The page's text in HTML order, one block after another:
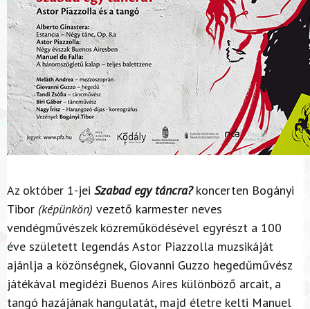
Az október 1-jei Szabad egy táncra?koncerten Bogányi
Tibor (képünkön) vezető karmester neves
vendégművészek közreműködésével egyrészt a 100
éve született legendás Astor Piazzolla muzsikáját
ajánlja a közönségnek, Giovanni Guzzo hegedűművész
játékával megidézi Buenos Aires különböző arcait, a
tangó hazájának hangulatát, majd életre kelti Manuel